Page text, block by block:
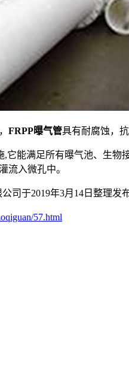
FRPP曝气管具有耐腐蚀，
,它能满足所有曝气池、生物
流入微孔中。
司于2019年3月14日整理发布
57.html